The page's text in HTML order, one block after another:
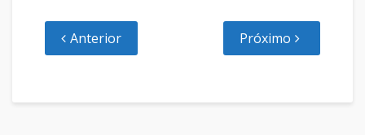
Anterior Próximo